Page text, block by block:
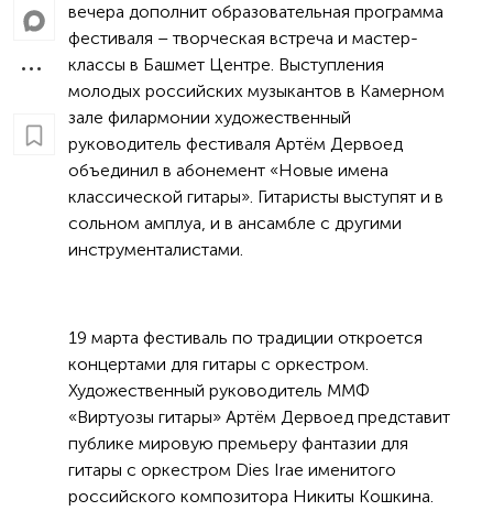
вечера дополнит образовательная программа
фестиваля – творческая встреча и мастер-
классы в Башмет Центре. Выступления
молодых российских музыкантов в Камерном
зале филармонии художественный
руководитель фестиваля Артём Дервоед
объединил в абонемент «Новые имена
классической гитары». Гитаристы выступят и в
сольном амплуа, и в ансамбле с другими
инструменталистами.
19 марта фестиваль по традиции откроется
концертами для гитары с оркестром.
Художественный руководитель ММФ
«Виртуозы гитары» Артём Дервоед представит
публике мировую премьеру фантазии для
гитары с оркестром Dies Irae именитого
российского композитора Никиты Кошкина.